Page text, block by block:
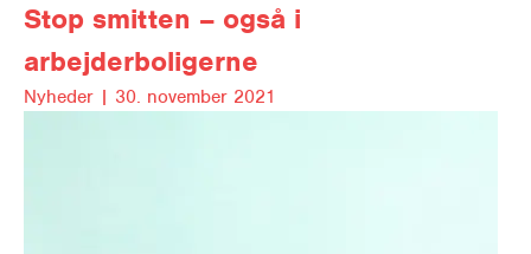
Stop smitten – også i
arbejderboligerne
Nyheder | 30. november 2021